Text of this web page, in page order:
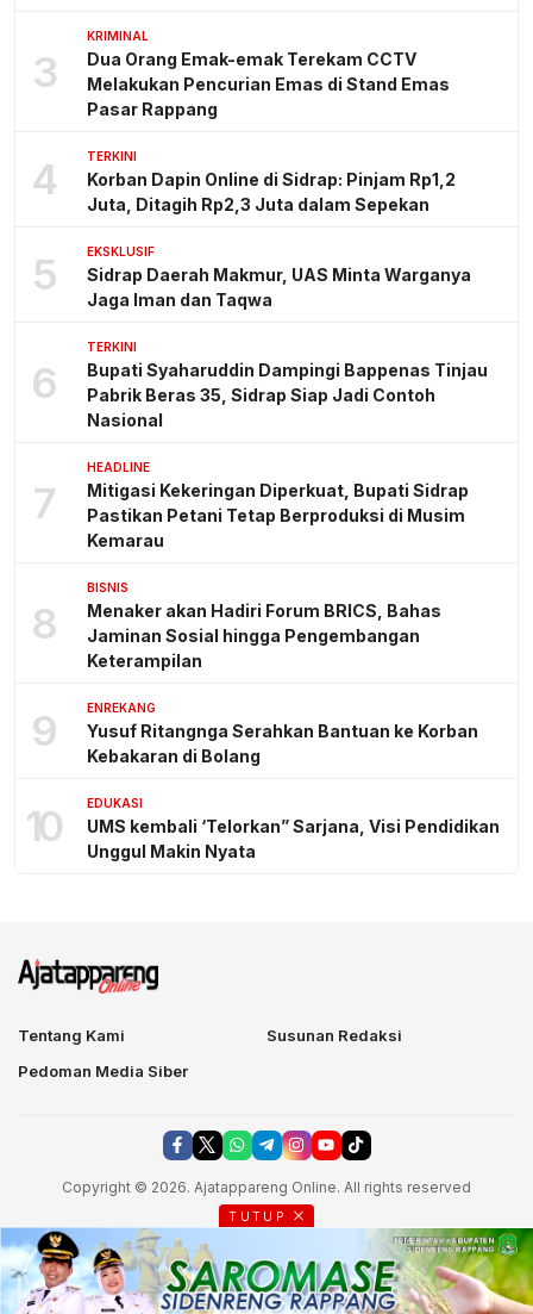
3
KRIMINAL
Dua Orang Emak-emak Terekam CCTV
Melakukan Pencurian Emas di Stand Emas
Pasar Rappang
4 TERKINI
Korban Dapin Online di Sidrap: Pinjam Rp1,2
Juta, Ditagih Rp2,3 Juta dalam Sepekan
5 EKSKLUSIF
Sidrap Daerah Makmur, UAS Minta Warganya
Jaga Iman dan Taqwa
6
TERKINI
Bupati Syaharuddin Dampingi Bappenas Tinjau
Pabrik Beras 35, Sidrap Siap Jadi Contoh
Nasional
7
HEADLINE
Mitigasi Kekeringan Diperkuat, Bupati Sidrap
Pastikan Petani Tetap Berproduksi di Musim
Kemarau
8
BISNIS
Menaker akan Hadiri Forum BRICS, Bahas
Jaminan Sosial hingga Pengembangan
Keterampilan
9 ENREKANG
Yusuf Ritangnga Serahkan Bantuan ke Korban
Kebakaran di Bolang
10 EDUKASI
UMS kembali ‘Telorkan” Sarjana, Visi Pendidikan
Unggul Makin Nyata
Tentang Kami
Susunan Redaksi
Pedoman Media Siber
Copyright © 2026. Ajatappareng Online. All rights reserved
TUTUP